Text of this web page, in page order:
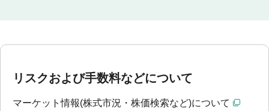
リスクおよび手数料などについて
マーケット情報(株式市況・株価検索など)について